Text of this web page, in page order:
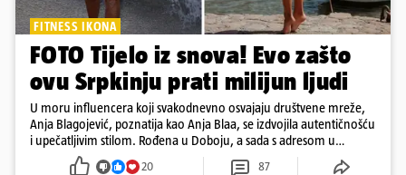
FITNESS IKONA
FOTO Tijelo iz snova! Evo zašto
ovu Srpkinju prati milijun ljudi
U moru influencera koji svakodnevno osvajaju društvene mreže,
Anja Blagojević, poznatija kao Anja Blaa, se izdvojila autentičnošću
i upečatljivim stilom. Rođena u Doboju, a sada s adresom u
Dubaiju, Anja je spoj glamura, discipline i mladenačke energije
20 87